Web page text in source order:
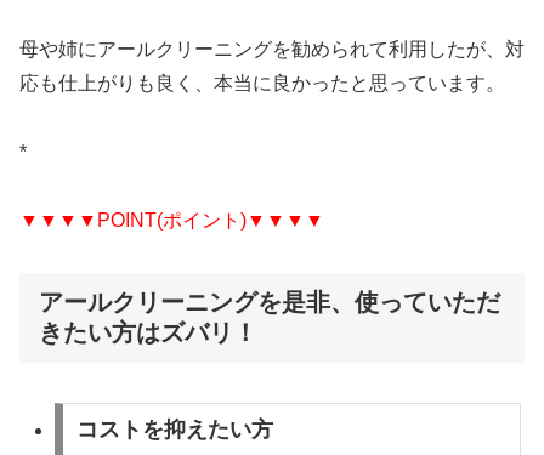
母や姉にアールクリーニングを勧められて利用したが、対
応も仕上がりも良く、本当に良かったと思っています。
*
▼▼▼▼POINT(ポイント)▼▼▼▼
アールクリーニングを是非、使っていただ
きたい方はズバリ！
コストを抑えたい方